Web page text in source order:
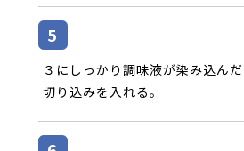
３にしっかり調味液が染み込ん
切り込みを入れる。